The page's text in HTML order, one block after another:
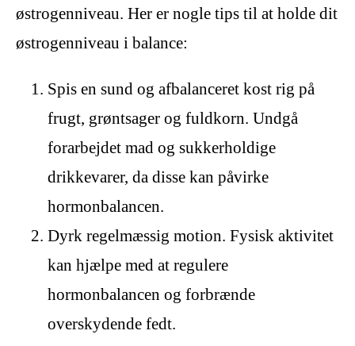
østrogenniveau. Her er nogle tips til at holde dit
østrogenniveau i balance:
Spis en sund og afbalanceret kost rig på
frugt, grøntsager og fuldkorn. Undgå
forarbejdet mad og sukkerholdige
drikkevarer, da disse kan påvirke
hormonbalancen.
Dyrk regelmæssig motion. Fysisk aktivitet
kan hjælpe med at regulere
hormonbalancen og forbrænde
overskydende fedt.